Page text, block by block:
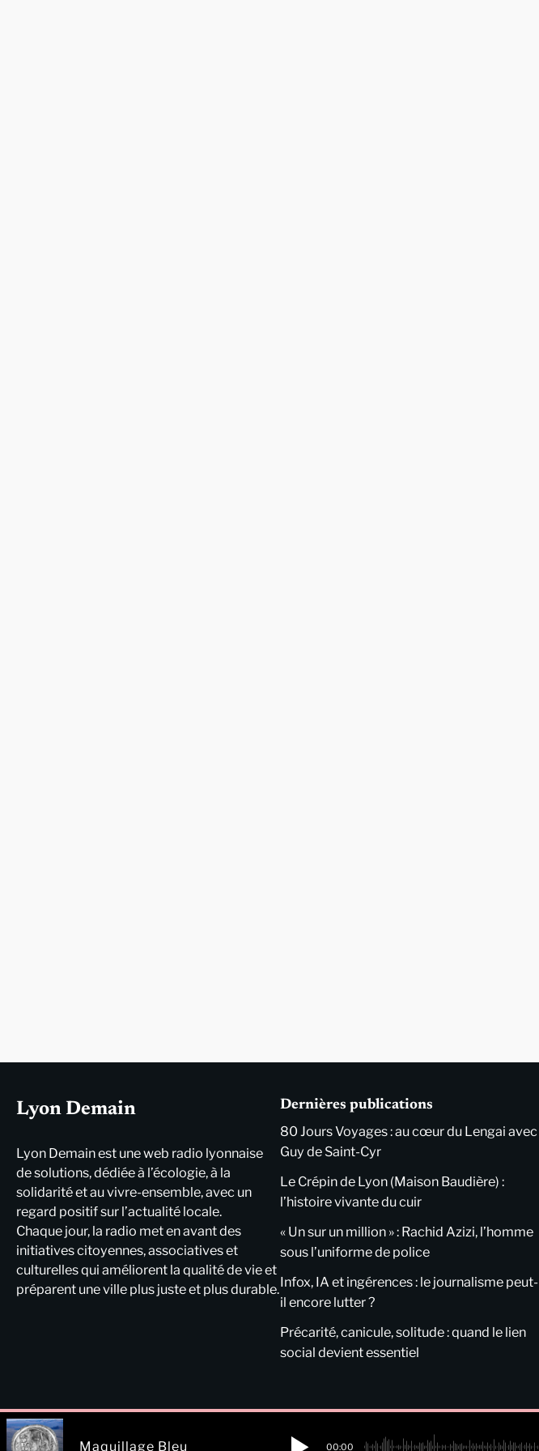
Lyon Demain
Lyon Demain est une web radio lyonnaise
de solutions, dédiée à l’écologie, à la
solidarité et au vivre-ensemble, avec un
regard positif sur l’actualité locale.
Chaque jour, la radio met en avant des
initiatives citoyennes, associatives et
culturelles qui améliorent la qualité de vie et
préparent une ville plus juste et plus durable.
Dernières publications
80 Jours Voyages : au cœur du Lengai avec
Guy de Saint-Cyr
Le Crépin de Lyon (Maison Baudière) :
l’histoire vivante du cuir
« Un sur un million » : Rachid Azizi, l’homme
sous l’uniforme de police
Infox, IA et ingérences : le journalisme peut-
il encore lutter ?
Précarité, canicule, solitude : quand le lien
social devient essentiel
Maquillage Bleu 00:00